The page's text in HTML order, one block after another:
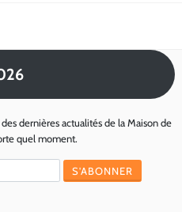
dernières actualités de la Maison de
quel moment.